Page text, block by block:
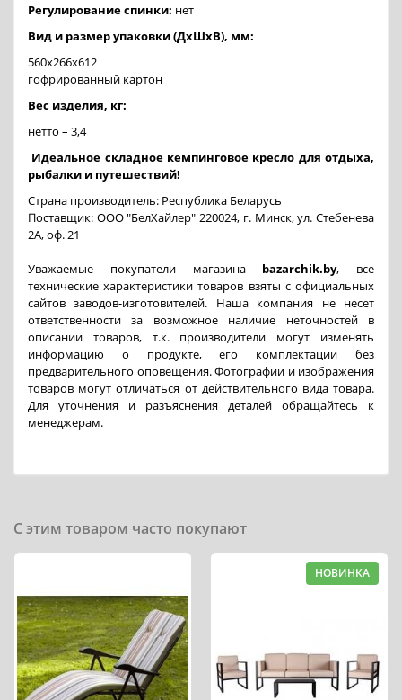
Регулирование спинки: нет
Вид и размер упаковки (ДхШхВ), мм:
560х266х612
гофрированный картон
Вес изделия, кг:
нетто – 3,4
Идеальное складное кемпинговое кресло для отдыха,
рыбалки и путешествий!
Страна производитель: Республика Беларусь
Поставщик: ООО "БелХайлер" 220024, г. Минск, ул. Стебенева
2А, оф. 21
Уважаемые покупатели магазина bazarchik.by, все
технические характеристики товаров взяты с официальных
сайтов заводов-изготовителей. Наша компания не несет
ответственности за возможное наличие неточностей в
описании товаров, т.к. производители могут изменять
информацию о продукте, его комплектации без
предварительного оповещения. Фотографии и изображения
товаров могут отличаться от действительного вида товара.
Для уточнения и разъяснения деталей обращайтесь к
менеджерам.
С этим товаром часто покупают
НОВИНКА